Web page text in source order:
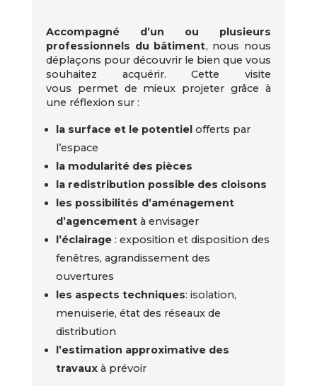
Accompagné d’un ou plusieurs
professionnels du bâtiment, nous nous
déplaçons pour découvrir le bien que vous
souhaitez acquérir. Cette visite
vous permet de mieux projeter grâce à
une réflexion sur :
la surface et le potentiel offerts par
l’espace
la modularité des pièces
la redistribution possible des cloisons
les possibilités d’aménagement
d’agencementà envisager
l’éclairage : exposition et disposition des
fenêtres, agrandissement des
ouvertures
les aspects techniques: isolation,
menuiserie, état des réseaux de
distribution
l’estimation approximative des
travauxà prévoir